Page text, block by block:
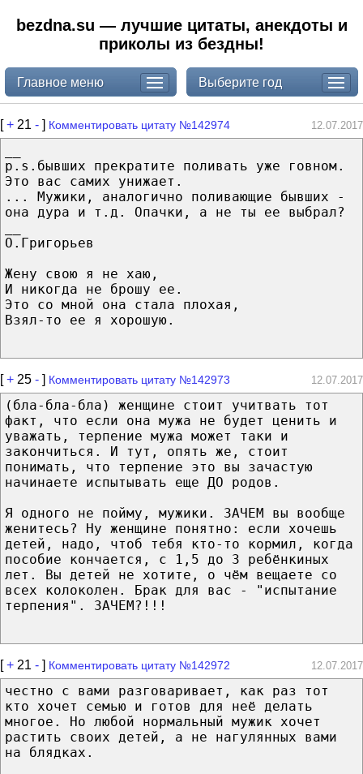
bezdna.su — лучшие цитаты, анекдоты и
приколы из бездны!
Главное меню Выберите год
[+ 21 - ] Комментировать цитату №142974 12.07.2017
p.s.бывших прекратите поливать уже говном.
Это вас самих унижает.
... Мужики, аналогично поливающие бывших -
она дура и т.д. Опачки, а не ты ее выбрал?
О.Григорьев
Жену свою я не хаю,
И никогда не брошу ее.
Это со мной она стала плохая,
Взял-то ее я хорошую.
[+ 25 - ] Комментировать цитату №142973 12.07.2017
(бла-бла-бла) женщине стоит учитвать тот
факт, что если она мужа не будет ценить и
уважать, терпение мужа может таки и
закончиться. И тут, опять же, стоит
понимать, что терпение это вы зачастую
начинаете испытывать еще ДО родов.
Я одного не пойму, мужики. ЗАЧЕМ вы вообще
женитесь? Ну женщине понятно: если хочешь
детей, надо, чтоб тебя кто-то кормил, когда
пособие кончается, с 1,5 до 3 ребёнкиных
лет. Вы детей не хотите, о чём вещаете со
всех колоколен. Брак для вас - "испытание
терпения". ЗАЧЕМ?!!!
[+ 21 - ] Комментировать цитату №142972 12.07.2017
честно с вами разговаривает, как раз тот
кто хочет семью и готов для неё делать
многое. Но любой нормальный мужик хочет
растить своих детей, а не нагулянных вами
на блядках.